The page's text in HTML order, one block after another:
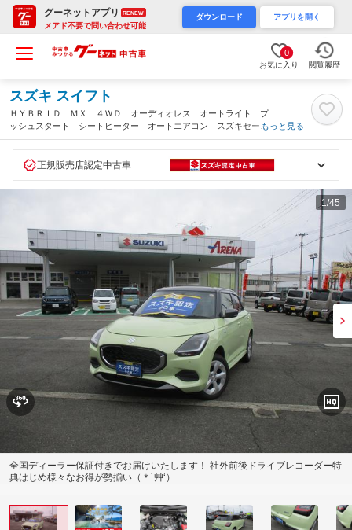
グーネットアプリ RENEW
メアド不要で問い合わせ可能
ダウンロード アプリを開く
0
お気に入り 閲覧履歴
スズキ スイフト
ＨＹＢＲＩＤ ＭＸ ４ＷＤ オーディオレス オートライト プ
ッシュスタート シートヒーター オートエアコン スズキセーフ
ティーサポート ４ＷＤ 衝突被害軽減システム アイドリングス
形県）
もっと見る
正規販売店認定中古車
1/45
全国ディーラー保証付きでお届けいたします！ 社外前後ドライブレコーダー特
典はじめ様々なお得が勢揃い（＊´艸‘）